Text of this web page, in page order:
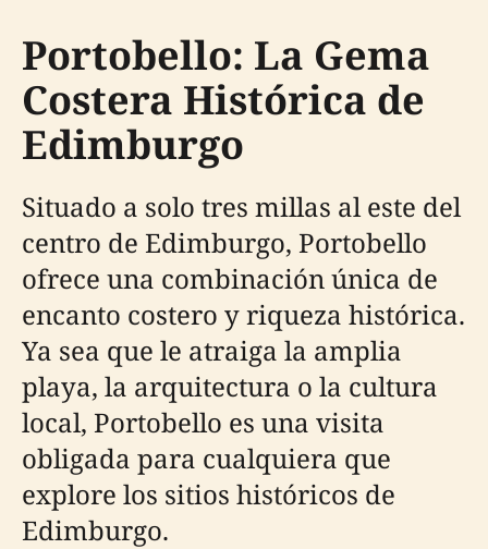
Portobello: La Gema
Costera Histórica de
Edimburgo
Situado a solo tres millas al este del
centro de Edimburgo, Portobello
ofrece una combinación única de
encanto costero y riqueza histórica.
Ya sea que le atraiga la amplia
playa, la arquitectura o la cultura
local, Portobello es una visita
obligada para cualquiera que
explore los sitios históricos de
Edimburgo.